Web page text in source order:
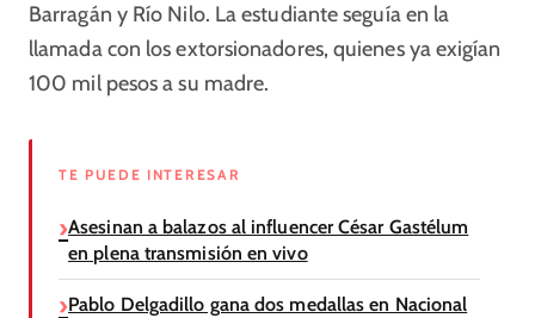
Barragán y Río Nilo. La estudiante seguía en la
llamada con los extorsionadores, quienes ya exigían
100 mil pesos a su madre.
TE PUEDE INTERESAR
Asesinan a balazos al influencer César Gastélum
en plena transmisión en vivo
Pablo Delgadillo gana dos medallas en Nacional